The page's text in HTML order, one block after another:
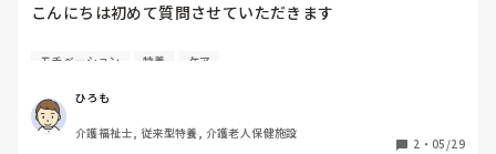
こんにちは初めて質問させていただきます
ラインワークスラジャーに対応した、おすすめの骨伝導イヤ
モチベーション 特養 ケア
ひろも
介護福祉士, 従来型特養, 介護老人保健施設
2 ・ 05/29